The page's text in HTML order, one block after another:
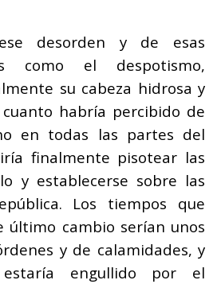
desorden y de esas
como el despotismo,
su cabeza hidrosa y
habría percibido de
en todas las partes del
finalmente pisotear las
y establecerse sobre las
Los tiempos que
último cambio serían unos
y de calamidades, y
engullido por el